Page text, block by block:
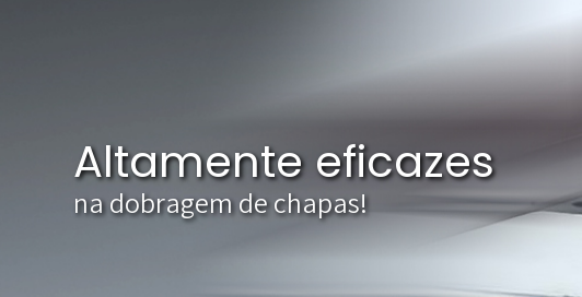
Altamente eficazes
na dobragem de chapas!